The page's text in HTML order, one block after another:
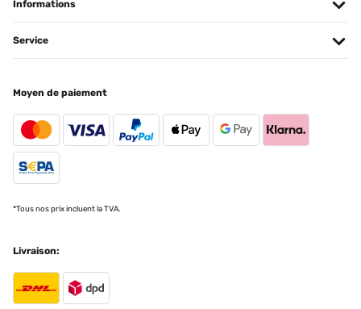
Informations
Service
Moyen de paiement
*Tous nos prix incluent la TVA.
Livraison: